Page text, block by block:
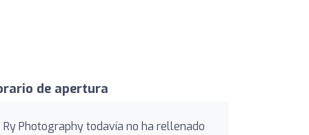
de apertura
Ry Photography todavía no ha rellenado